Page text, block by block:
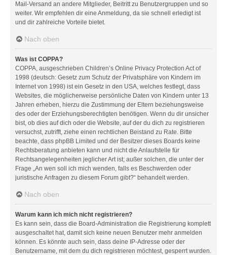
Mail-Versand an andere Mitglieder, Beitritt zu Benutzergruppen und so
weiter. Wir empfehlen dir eine Anmeldung, da sie schnell erledigt ist
und dir zahlreiche Vorteile bietet.
Nach oben
Was ist COPPA?
COPPA, ausgeschrieben Children’s Online Privacy Protection Act of
1998 (deutsch: Gesetz zum Schutz der Privatsphäre von Kindern im
Internet von 1998) ist ein Gesetz in den USA, welches festlegt, dass
Websites, die möglicherweise persönliche Daten von Kindern unter 13
Jahren erheben, hierzu die Zustimmung der Eltern beziehungsweise
des oder der Erziehungsberechtigten benötigen. Wenn du dir unsicher
bist, ob dies auf dich oder die Website, auf der du dich zu registrieren
versuchst, zutrifft, ziehe einen rechtlichen Beistand zu Rate. Bitte
beachte, dass phpBB Limited und der Besitzer dieses Boards keine
Rechtsberatung anbieten kann und nicht die Anlaufstelle für
Rechtsangelegenheiten jeglicher Art ist; außer solchen, die unter der
Frage „An wen soll ich mich wenden, falls es Beschwerden oder
juristische Anfragen zu diesem Forum gibt?“ behandelt werden.
Nach oben
Warum kann ich mich nicht registrieren?
Es kann sein, dass die Board-Administration die Registrierung komplett
ausgeschaltet hat, damit sich keine neuen Benutzer mehr anmelden
können. Es könnte auch sein, dass deine IP-Adresse oder der
Benutzername, mit dem du dich registrieren möchtest, gesperrt wurden.